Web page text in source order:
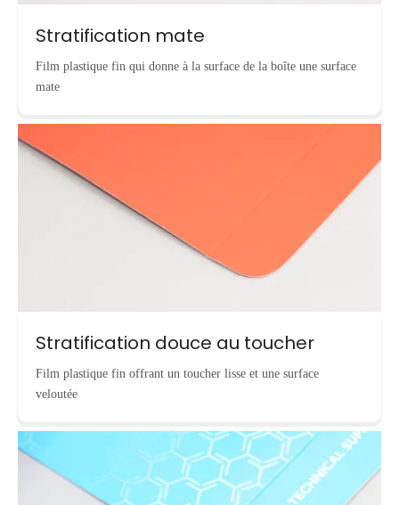
Stratification mate
Film plastique fin qui donne à la surface de la boîte une surface
mate
Stratification douce au toucher
Film plastique fin offrant un toucher lisse et une surface
veloutée